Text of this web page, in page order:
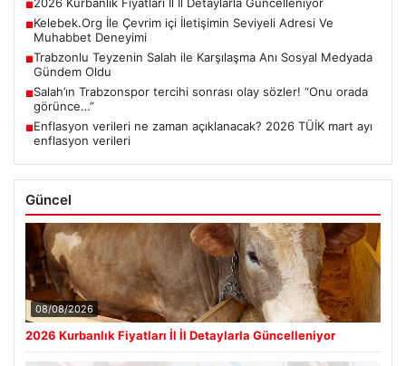
■
■Kelebek.Org İle Çevrim içi İletişimin Seviyeli Adresi Ve
Muhabbet Deneyimi
■Trabzonlu Teyzenin Salah ile Karşılaşma Anı Sosyal Medyada
Gündem Oldu
■Salah’ın Trabzonspor tercihi sonrası olay sözler! “Onu orada
görünce…”
■Enflasyon verileri ne zaman açıklanacak? 2026 TÜİK mart ayı
enflasyon verileri
Güncel
08/08/2026
2026 Kurbanlık Fiyatları İl İl Detaylarla Güncelleniyor